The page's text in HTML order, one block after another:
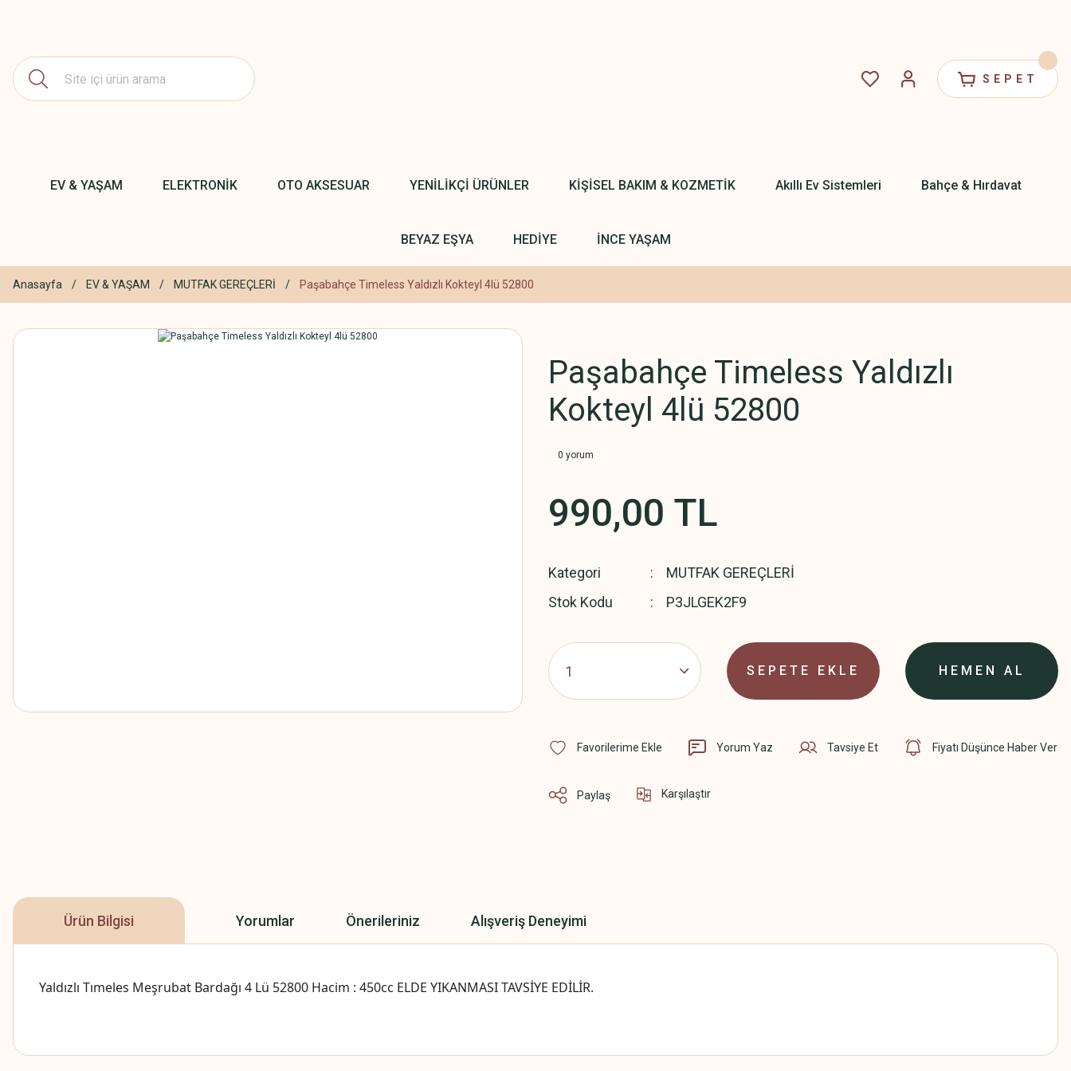
SEPET
EV & YAŞAM ELEKTRONİK OTO AKSESUAR YENİLİKÇİ ÜRÜNLER KİŞİSEL BAKIM & KOZMETİK Akıllı Ev Sistemleri Bahçe & Hırdavat
BEYAZ EŞYA HEDİYE İNCE YAŞAM
Anasayfa EV & YAŞAM MUTFAK GEREÇLERİ Paşabahçe Timeless Yaldızlı Kokteyl 4lü 52800
Paşabahçe Timeless Yaldızlı
Kokteyl 4lü 52800
0 yorum
990,00 TL
Kategori
MUTFAK GEREÇLERİ
Stok Kodu
P3JLGEK2F9
SEPETE EKLE HEMEN AL
Yorum Yaz Tavsiye Et Fiyatı Düşünce Haber Ver
Paylaş Karşılaştır
Ürün Bilgisi Yorumlar Önerileriniz Alışveriş Deneyimi
Yaldızlı Tımeles Meşrubat Bardağı 4 Lü 52800 Hacim : 450cc ELDE YIKANMASI TAVSİYE EDİLİR.